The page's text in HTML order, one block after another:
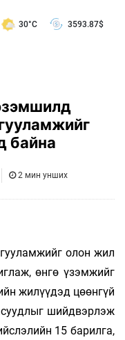
30°C 3593.87$
байна
2 мин унших
олон жил
өнгө үзэмжийг
жилүүдэд цөөнгүй
шийдвэрлэж
15 барилга,